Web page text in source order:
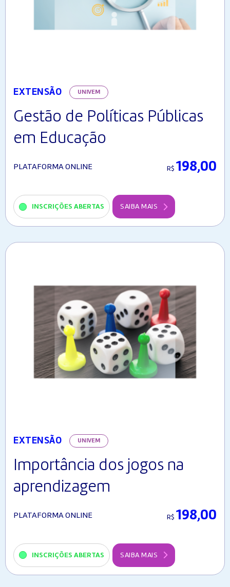
EXTENSÃO UNIVEM
Gestão de Políticas Públicas
em Educação
PLATAFORMA ONLINE R$ 198,00
INSCRIÇÕES ABERTAS SAIBA MAIS
EXTENSÃO UNIVEM
Importância dos jogos na
aprendizagem
PLATAFORMA ONLINE R$ 198,00
INSCRIÇÕES ABERTAS SAIBA MAIS